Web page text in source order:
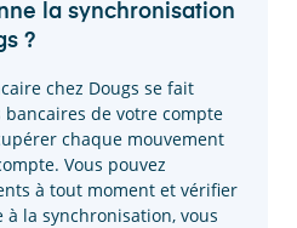
la synchronisation
?
chez Dougs se fait
de votre compte
chaque mouvement
Vous pouvez
à tout moment et vérifier
à la synchronisation, vous